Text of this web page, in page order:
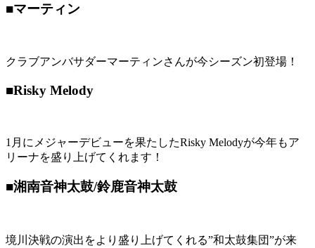
■マーティン
クラブアンバサダーマーティンさんが今シーズン初登場！
■Risky Melody
1月にメジャーデビューを果たしたRisky Melodyが今年もア
リーナを盛り上げてくれます！
■湘南音神太鼓/鈴鹿音神太鼓
境川決戦の演出をより盛り上げてくれる”和太鼓集団”が来